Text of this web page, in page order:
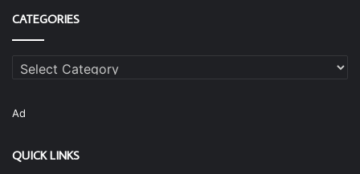
CATEGORIES
Categories
Ad
QUICK LINKS